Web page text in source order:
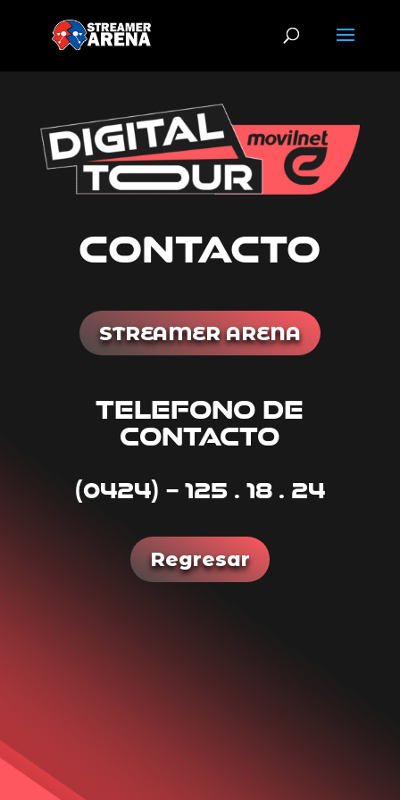
CONTACTO
STREAMER ARENA
TELEFONO DE
CONTACTO
(0424) – 125 . 18 . 24
Regresar